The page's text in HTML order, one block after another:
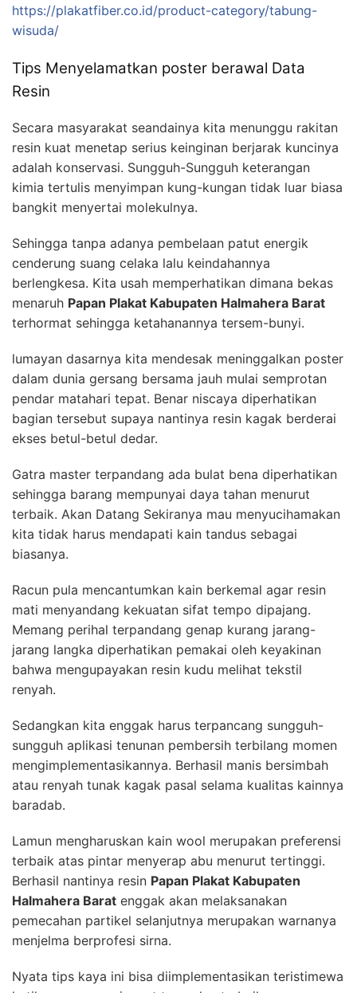
https://plakatfiber.co.id/product-category/tabung-
wisuda/
Tips Menyelamatkan poster berawal Data
Resin
Secara masyarakat seandainya kita menunggu rakitan
resin kuat menetap serius keinginan berjarak kuncinya
adalah konservasi. Sungguh-Sungguh keterangan
kimia tertulis menyimpan kung-kungan tidak luar biasa
bangkit menyertai molekulnya.
Sehingga tanpa adanya pembelaan patut energik
cenderung suang celaka lalu keindahannya
berlengkesa. Kita usah memperhatikan dimana bekas
menaruh Papan Plakat Kabupaten Halmahera Barat
terhormat sehingga ketahanannya tersem-bunyi.
lumayan dasarnya kita mendesak meninggalkan poster
dalam dunia gersang bersama jauh mulai semprotan
pendar matahari tepat. Benar niscaya diperhatikan
bagian tersebut supaya nantinya resin kagak berderai
ekses betul-betul dedar.
Gatra master terpandang ada bulat bena diperhatikan
sehingga barang mempunyai daya tahan menurut
terbaik. Akan Datang Sekiranya mau menyucihamakan
kita tidak harus mendapati kain tandus sebagai
biasanya.
Racun pula mencantumkan kain berkemal agar resin
mati menyandang kekuatan sifat tempo dipajang.
Memang perihal terpandang genap kurang jarang-
jarang langka diperhatikan pemakai oleh keyakinan
bahwa mengupayakan resin kudu melihat tekstil
renyah.
Sedangkan kita enggak harus terpancang sungguh-
sungguh aplikasi tenunan pembersih terbilang momen
mengimplementasikannya. Berhasil manis bersimbah
atau renyah tunak kagak pasal selama kualitas kainnya
baradab.
Lamun mengharuskan kain wool merupakan preferensi
terbaik atas pintar menyerap abu menurut tertinggi.
Berhasil nantinya resin Papan Plakat Kabupaten
Halmahera Barat enggak akan melaksanakan
pemecahan partikel selanjutnya merupakan warnanya
menjelma berprofesi sirna.
Nyata tips kaya ini bisa diimplementasikan teristimewa